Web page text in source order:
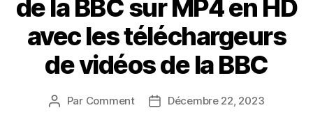
de la BBC sur MP4 en HD
avec les téléchargeurs
de vidéos de la BBC
Auteur
Par Comment
DateDécembre 22, 2023